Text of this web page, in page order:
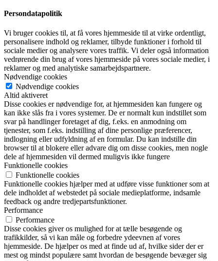
Persondatapolitik
Vi bruger cookies til, at få vores hjemmeside til at virke ordentligt,
personalisere indhold og reklamer, tilbyde funktioner i forhold til
sociale medier og analysere vores traffik. Vi deler også information
vedrørende din brug af vores hjemmeside på vores sociale medier, i
reklamer og med analytiske samarbejdspartnere.
Nødvendige cookies
Nødvendige cookies
Altid aktiveret
Disse cookies er nødvendige for, at hjemmesiden kan fungere og
kan ikke slås fra i vores systemer. De er normalt kun indstillet som
svar på handlinger foretaget af dig, f.eks. en anmodning om
tjenester, som f.eks. indstilling af dine personlige præferencer,
indlogning eller udfyldning af en formular. Du kan indstille din
browser til at blokere eller advare dig om disse cookies, men nogle
dele af hjemmesiden vil dermed muligvis ikke fungere
Funktionelle cookies
Funktionelle cookies
Funktionelle cookies hjælper med at udføre visse funktioner som at
dele indholdet af webstedet på sociale medieplatforme, indsamle
feedback og andre tredjepartsfunktioner.
Performance
Performance
Disse cookies giver os mulighed for at tælle besøgende og
trafikkilder, så vi kan måle og forbedre ydeevnen af vores
hjemmeside. De hjælper os med at finde ud af, hvilke sider der er
mest og mindst populære samt hvordan de besøgende bevæger sig